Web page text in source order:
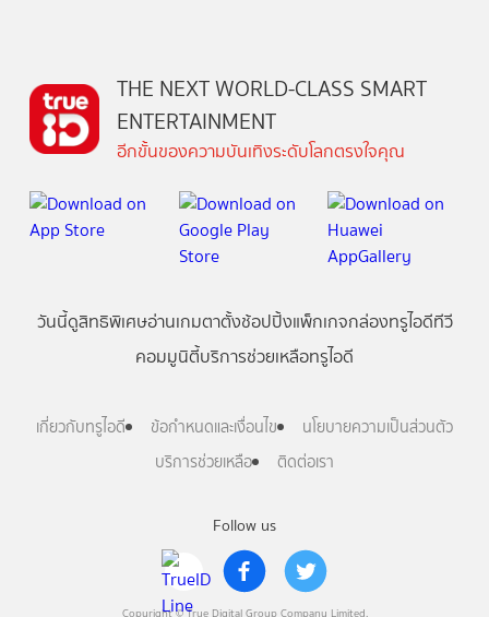
Follow us
Copyright © True Digital Group Company Limited.
THE NEXT WORLD-CLASS SMART
ENTERTAINMENT
อีกขั้นของความบันเทิงระดับโลกตรงใจคุณ
วันนี้ดูสิทธิพิเศษอ่านเกมตาตั้งช้อปปิ้งแพ็กเกจกล่องทรูไอดีทีวี
คอมมูนิตี้บริการช่วยเหลือทรูไอดี
เกี่ยวกับทรูไอดี ข้อกำหนดและเงื่อนไข
นโยบายความเป็นส่วนตัว
บริการช่วยเหลือ
ติดต่อเรา